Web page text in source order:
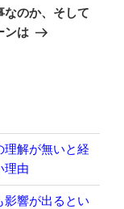
なのか、そして
ンは
理解が無いと経
理由
影響が出るとい